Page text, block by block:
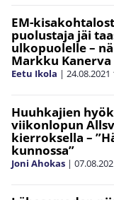
EM-
puolustaja jäi
ulkopuolelle –
Markku Kanerva
Eetu Ikola | 24.08.2021
Huuhkajien
viikonlopun
kierroksella –
kunnossa”
Joni Ahokas |